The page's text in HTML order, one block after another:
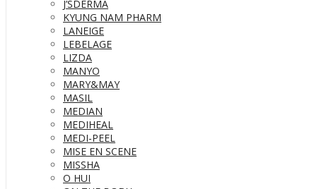
J’SDERMA
KYUNG NAM PHARM
LANEIGE
LEBELAGE
LIZDA
MANYO
MARY&MAY
MASIL
MEDIAN
MEDIHEAL
MEDI-PEEL
MISE EN SCENE
MISSHA
O HUI